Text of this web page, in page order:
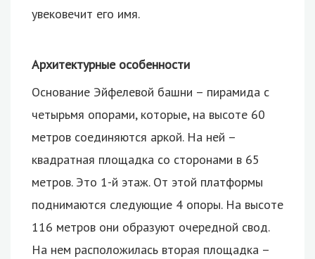
увековечит его имя.
Архитектурные особенности
Основание Эйфелевой башни – пирамида с
четырьмя опорами, которые, на высоте 60
метров соединяются аркой. На ней –
квадратная площадка со сторонами в 65
метров. Это 1-й этаж. От этой платформы
поднимаются следующие 4 опоры. На высоте
116 метров они образуют очередной свод.
На нем расположилась вторая площадка –